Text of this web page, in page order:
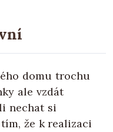
domu trochu
ale vzdát
nechat si
že k realizaci